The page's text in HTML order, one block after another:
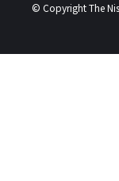
© Copyright The